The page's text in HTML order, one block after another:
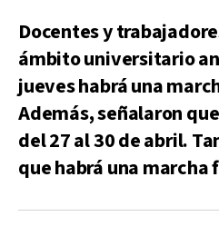
Docentes y
ámbito universitario
jueves habrá una
Además, señalaron
del 27 al 30 de abril.
que habrá una marcha